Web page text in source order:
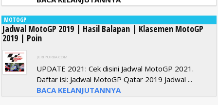
MOTOGP
Jadwal MotoGP 2019 | Hasil Balapan | Klasemen MotoGP
2019 | Poin
JERIPURBA.COM
UPDATE 2021: Cek disini Jadwal MotoGP 2021.
Daftar isi: Jadwal MotoGP Qatar 2019 Jadwal ...
BACA KELANJUTANNYA